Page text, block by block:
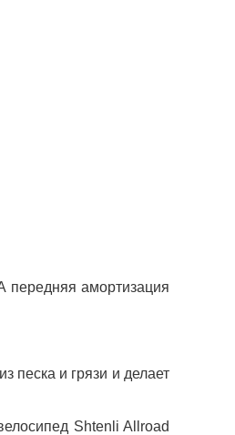
передняя амортизация
песка и грязи и делает
Shtenli Allroad